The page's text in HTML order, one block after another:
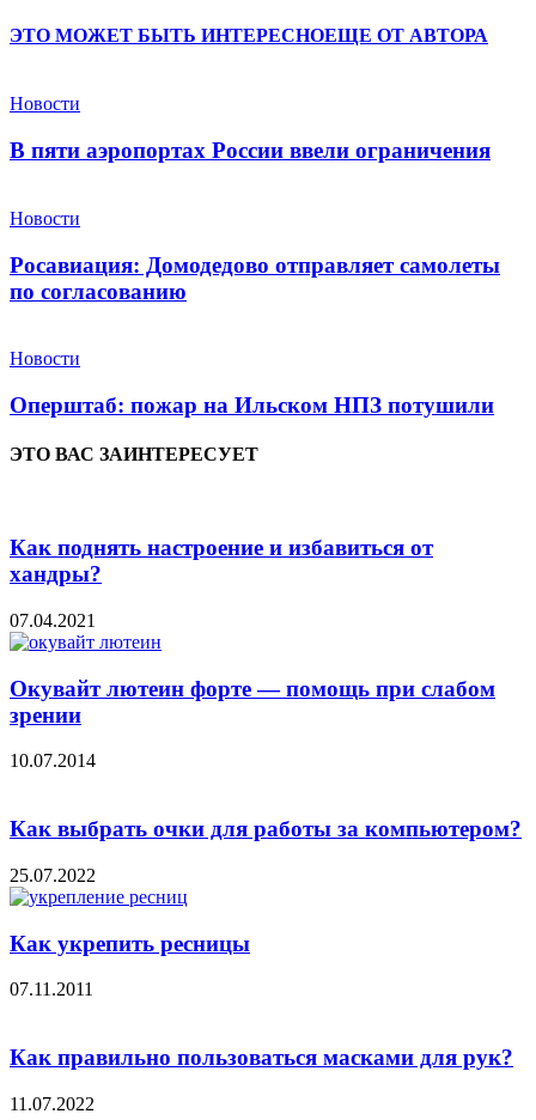
ЭТО МОЖЕТ БЫТЬ ИНТЕРЕСНОЕЩЕ ОТ АВТОРА
Новости
В пяти аэропортах России ввели ограничения
Новости
Росавиация: Домодедово отправляет самолеты
по согласованию
Новости
Оперштаб: пожар на Ильском НПЗ потушили
ЭТО ВАС ЗАИНТЕРЕСУЕТ
Как поднять настроение и избавиться от
хандры?
07.04.2021
Окувайт лютеин форте — помощь при слабом
зрении
10.07.2014
Как выбрать очки для работы за компьютером?
25.07.2022
Как укрепить ресницы
07.11.2011
Как правильно пользоваться масками для рук?
11.07.2022